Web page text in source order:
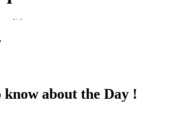
about the Day !